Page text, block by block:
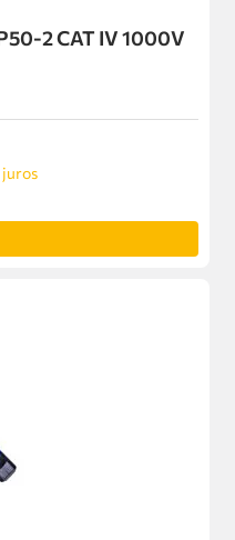
2 CAT IV 1000V
juros